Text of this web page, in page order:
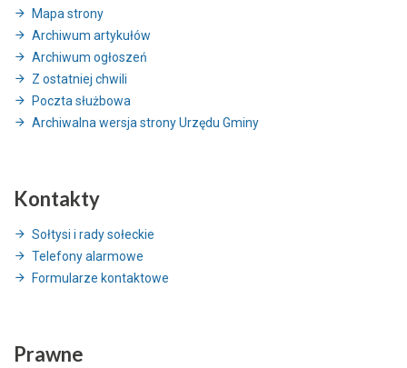
Mapa strony
Archiwum artykułów
Archiwum ogłoszeń
Z ostatniej chwili
Poczta służbowa
Archiwalna wersja strony Urzędu Gminy
Kontakty
Sołtysi i rady sołeckie
Telefony alarmowe
Formularze kontaktowe
Prawne